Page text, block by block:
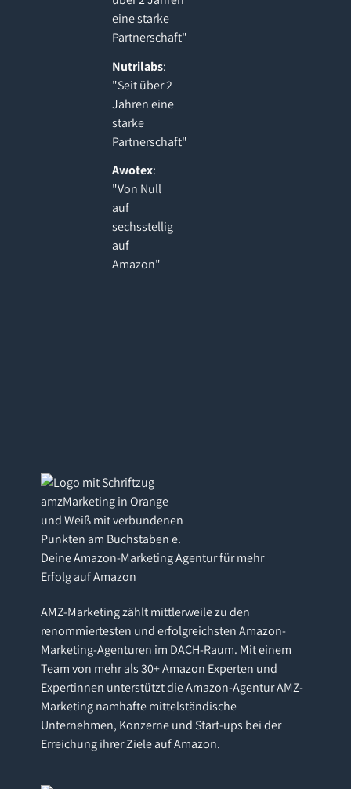
eine starke
Partnerschaft"
Nutrilabs:
"Seit über 2
Jahren eine
starke
Partnerschaft"
Awotex:
"Von Null
auf
sechsstellig
auf
Amazon"
Deine Amazon-Marketing Agentur für mehr
Erfolg auf Amazon
AMZ-Marketing zählt mittlerweile zu den
renommiertesten und erfolgreichsten Amazon-
Marketing-Agenturen im DACH-Raum. Mit einem
Team von mehr als 30+ Amazon Experten und
Expertinnen unterstützt die Amazon-Agentur AMZ-
Marketing namhafte mittelständische
Unternehmen, Konzerne und Start-ups bei der
Erreichung ihrer Ziele auf Amazon.